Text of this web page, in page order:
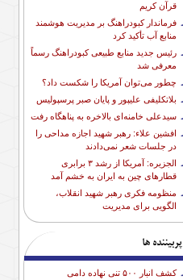
قرآن کریم
فرماندار کبودراهنگ بر مدیریت هوشمند
منابع آب تأکید کرد
رئیس جدید منابع طبیعی کبودراهنگ رسماً
معرفی شد
چطور می‌توان آمریکا را شکست داد؟
بلاتکلیفی علیپور و پایان صبر پرسپولیس
سیدعلی خامنه‌ای بالاخره به پناهگاه رفت
افشین علاء: رهبر شهید اجازه مداحی را
در جلسات شعر نمی‌دادند
الجزیره: آمریکا از رشد ۳ برابری
قطارهای چین به ایران به خشم آمد
منظومه فکری رهبر شهید انقلاب،
الگویی برای مدیریت
پربیننده ها
کشف انبار ۵۰۰ تنی نهاده دامی